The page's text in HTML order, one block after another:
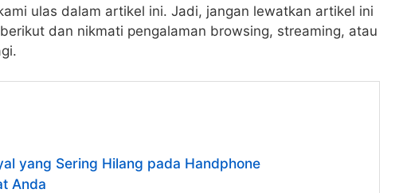
ulas dalam artikel ini. Jadi, jangan lewatkan artikel ini
dan nikmati pengalaman browsing, streaming, atau
yang Sering Hilang pada Handphone
Anda